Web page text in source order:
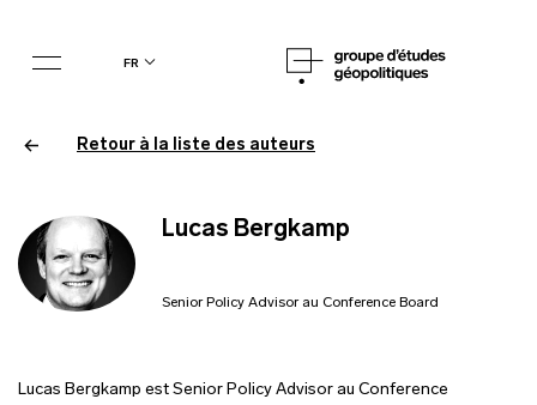
fr
Lucas Bergkamp
Senior Policy Advisor au Conference Board
Lucas Bergkamp est Senior Policy Advisor au Conference
Retour à la liste des auteurs